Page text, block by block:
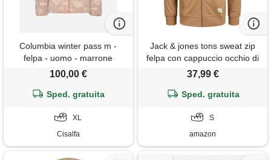
Columbia winter pass m -
felpa - uomo - marrone
100,00 €
Sped. gratuita
XL
Cisalfa
Jack & jones tons sweat zip
felpa con cappuccio occhio di
tigre (small), occhio di tigre. ,
37,99 €
Sped. gratuita
S
amazon